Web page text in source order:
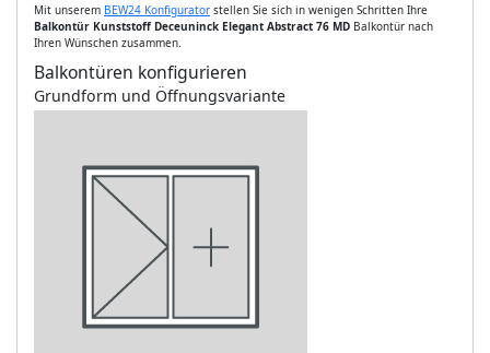
Mit unserem BEW24 Konfigurator stellen Sie sich in wenigen Schritten Ihre
Balkontür Kunststoff Deceuninck Elegant Abstract 76 MD Balkontür nach
Ihren Wünschen zusammen.
Balkontüren konfigurieren
Grundform und Öffnungsvariante